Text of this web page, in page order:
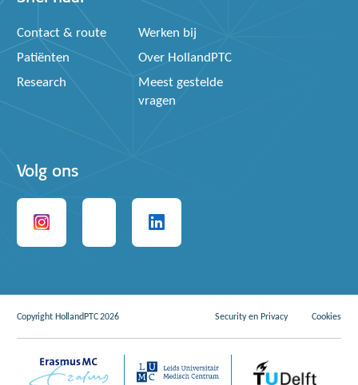
Contact & route
Werken bij
Patiënten
Over HollandPTC
Research
Meest gestelde
vragen
Volg ons
Copyright HollandPTC 2026 Security en Privacy Cookies